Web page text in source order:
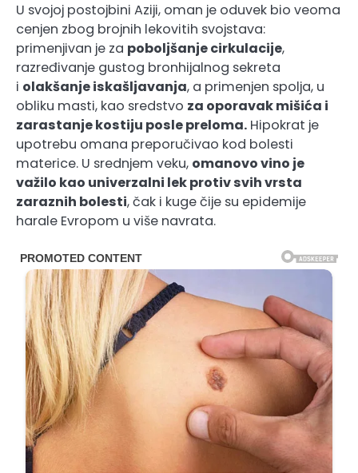
U svojoj postojbini Aziji, oman je oduvek bio veoma
cenjen zbog brojnih lekovitih svojstava:
primenjivan je za poboljšanje cirkulacije,
razređivanje gustog bronhijalnog sekreta
i olakšanje iskašljavanja, a primenjen spolja, u
obliku masti, kao sredstvo za oporavak mišića i
zarastanje kostiju posle preloma. Hipokrat je
upotrebu omana preporučivao kod bolesti
materice. U srednjem veku, omanovo vino je
važilo kao univerzalni lek protiv svih vrsta
zaraznih bolesti, čak i kuge čije su epidemije
harale Evropom u više navrata.